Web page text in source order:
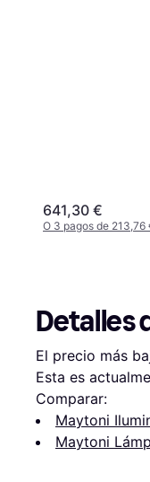
641,30 €
O 3 pagos de 213,76
Detalles
El precio más
Esta es
Comparar:
Maytoni
Maytoni